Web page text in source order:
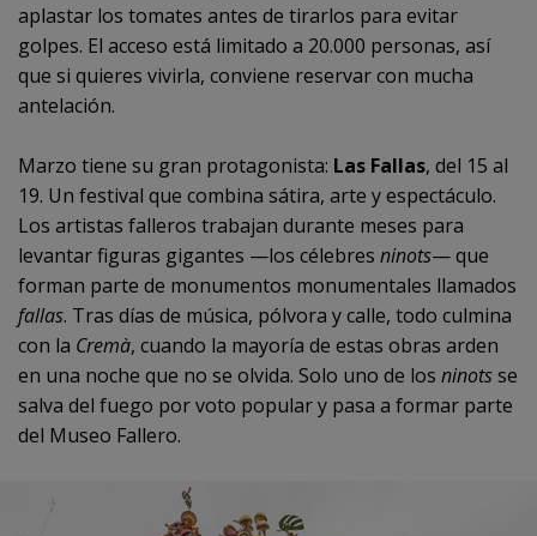
aplastar los tomates antes de tirarlos para evitar
golpes. El acceso está limitado a 20.000 personas, así
que si quieres vivirla, conviene reservar con mucha
antelación.
Marzo tiene su gran protagonista: Las Fallas, del 15 al
19. Un festival que combina sátira, arte y espectáculo.
Los artistas falleros trabajan durante meses para
levantar figuras gigantes —los célebres ninots— que
forman parte de monumentos monumentales llamados
fallas. Tras días de música, pólvora y calle, todo culmina
con la Cremà, cuando la mayoría de estas obras arden
en una noche que no se olvida. Solo uno de los ninotsse
salva del fuego por voto popular y pasa a formar parte
del Museo Fallero.